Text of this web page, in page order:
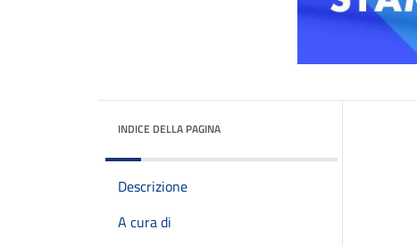
INDICE DELLA PAGINA
Descrizione
A cura di